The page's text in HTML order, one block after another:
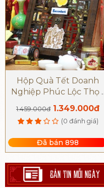
Hộp Quà Tết Doanh
Nghiệp Phúc Lộc Thọ -
G1688
1.459.000đ 1.349.000đ
(0 đánh giá)
Đã bán 898
BẢN TIN MỖI NGÀY